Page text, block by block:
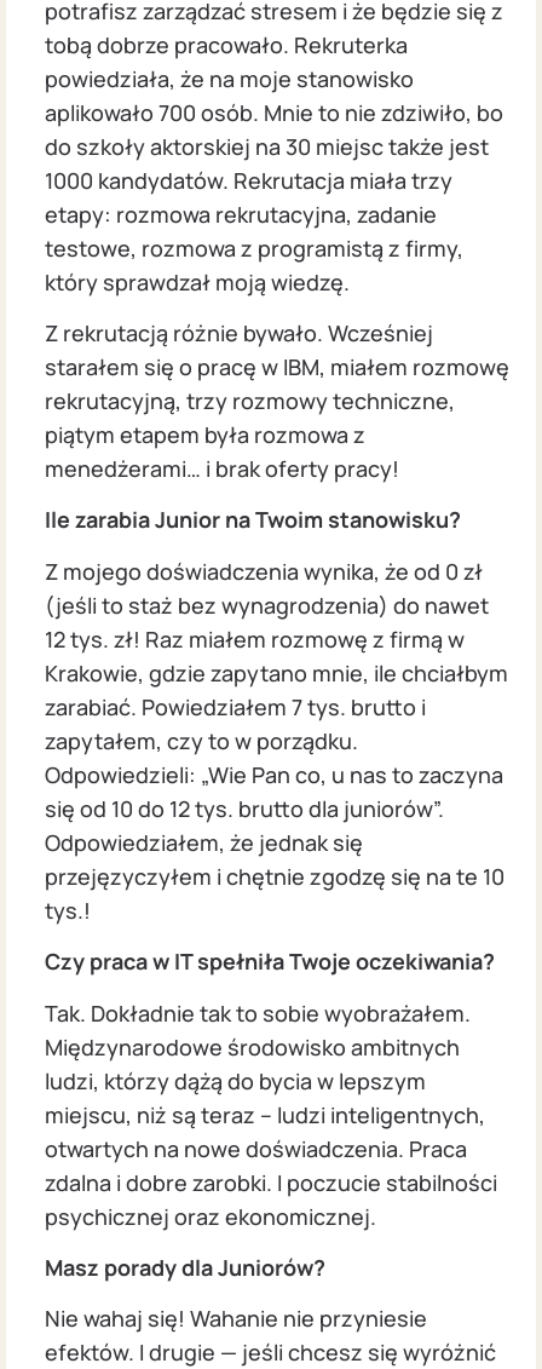
potrafisz zarządzać stresem i że będzie się z
tobą dobrze pracowało. Rekruterka
powiedziała, że na moje stanowisko
aplikowało 700 osób. Mnie to nie zdziwiło, bo
do szkoły aktorskiej na 30 miejsc także jest
1000 kandydatów. Rekrutacja miała trzy
etapy: rozmowa rekrutacyjna, zadanie
testowe, rozmowa z programistą z firmy,
który sprawdzał moją wiedzę.
Z rekrutacją różnie bywało. Wcześniej
starałem się o pracę w IBM, miałem rozmowę
rekrutacyjną, trzy rozmowy techniczne,
piątym etapem była rozmowa z
menedżerami… i brak oferty pracy!
Ile zarabia Junior na Twoim stanowisku?
Z mojego doświadczenia wynika, że od 0 zł
(jeśli to staż bez wynagrodzenia) do nawet
12 tys. zł! Raz miałem rozmowę z firmą w
Krakowie, gdzie zapytano mnie, ile chciałbym
zarabiać. Powiedziałem 7 tys. brutto i
zapytałem, czy to w porządku.
Odpowiedzieli: „Wie Pan co, u nas to zaczyna
się od 10 do 12 tys. brutto dla juniorów”.
Odpowiedziałem, że jednak się
przejęzyczyłem i chętnie zgodzę się na te 10
tys.!
Czy praca w IT spełniła Twoje oczekiwania?
Tak. Dokładnie tak to sobie wyobrażałem.
Międzynarodowe środowisko ambitnych
ludzi, którzy dążą do bycia w lepszym
miejscu, niż są teraz – ludzi inteligentnych,
otwartych na nowe doświadczenia. Praca
zdalna i dobre zarobki. I poczucie stabilności
psychicznej oraz ekonomicznej.
Masz porady dla Juniorów?
Nie wahaj się! Wahanie nie przyniesie
efektów. I drugie — jeśli chcesz się wyróżnić